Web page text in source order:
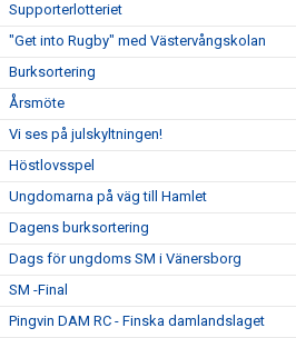
Supporterlotteriet
"Get into Rugby" med Västervångskolan
Burksortering
Årsmöte
Vi ses på julskyltningen!
Höstlovsspel
Ungdomarna på väg till Hamlet
Dagens burksortering
Dags för ungdoms SM i Vänersborg
SM -Final
Pingvin DAM RC - Finska damlandslaget